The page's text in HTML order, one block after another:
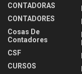
CONTADORAS
CONTADORES
Cosas De
Contadores
CSF
CURSOS